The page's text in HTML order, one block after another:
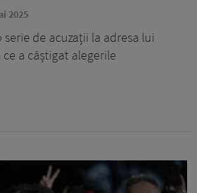
2025
de acuzații la adresa lui
a câștigat alegerile